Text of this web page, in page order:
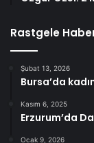
Rastgele
Şubat 13, 2026
Bursa’da
Kasım 6, 2025
Erzurum’da
Ocak 9, 2026